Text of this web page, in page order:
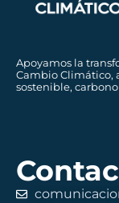
Apoyamos la
Cambio Climático,
sostenible,